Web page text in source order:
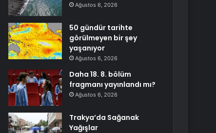
Ağustos 6, 2026
50 gündür tarihte
görülmeyen bir şey
yaşanıyor
Ağustos 6, 2026
Daha 18. 8. bölüm
fragmanı yayınlandı mı?
Ağustos 6, 2026
Trakya’da Sağanak
Yağışlar